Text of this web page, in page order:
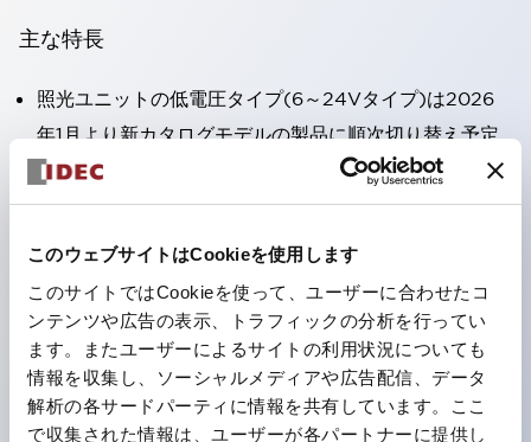
このウェブサイトはCookieを使用します
このサイトではCookieを使って、ユーザーに合わせたコ
ンテンツや広告の表示、トラフィックの分析を行ってい
ます。またユーザーによるサイトの利用状況についても
情報を収集し、ソーシャルメディアや広告配信、データ
解析の各サードパーティに情報を共有しています。ここ
で収集された情報は、ユーザーが各パートナーに提供し
主な特長
照光ユニットの低電圧タイプ(6～24Vタイプ)は2026
年1月より新カタログモデルの製品に順次切り替え予定
高電圧タイプのLED球が搭載可能になり、ダイレクト
タイプの定格使用電圧が最大240Vまで対応可能になり
ました。
プを除く）
丸形圧着端子の配線工数を大幅に削減。
ひとつで6色の役をこなすLED球（LSRD球）。これま
で色ごとに分かれていたLED球を、1色のLED球で各色